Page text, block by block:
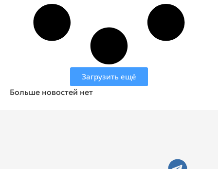
Загрузить ещё
Больше новостей нет